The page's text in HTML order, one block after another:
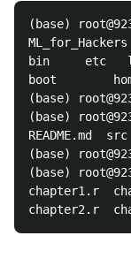
(base)
ML_for_Hackers	dev   lib    mnt   root  srv				 tmp
bin		etc   lib64  opt   run	 statistics-for-data-scientists  usr
boot		home  media  proc  sbin  sys				 var
(base)
(base)
README.md  src
(base)
(base)
chapter1.r  chapter3.r	chapter5.r